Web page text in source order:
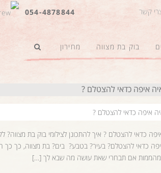
קשר 054-4878844
בוק בת מצווה מחירון
איפה כדאי להצטלם ?
כדאי להצטלם ? איך להתכונן לצילומי בוק בת
כדאי להצטלם? בעיר? בטבע? בים? בת מצווה, כך
מהממות אם תבחרי שאת עושה מה שבא לך […]